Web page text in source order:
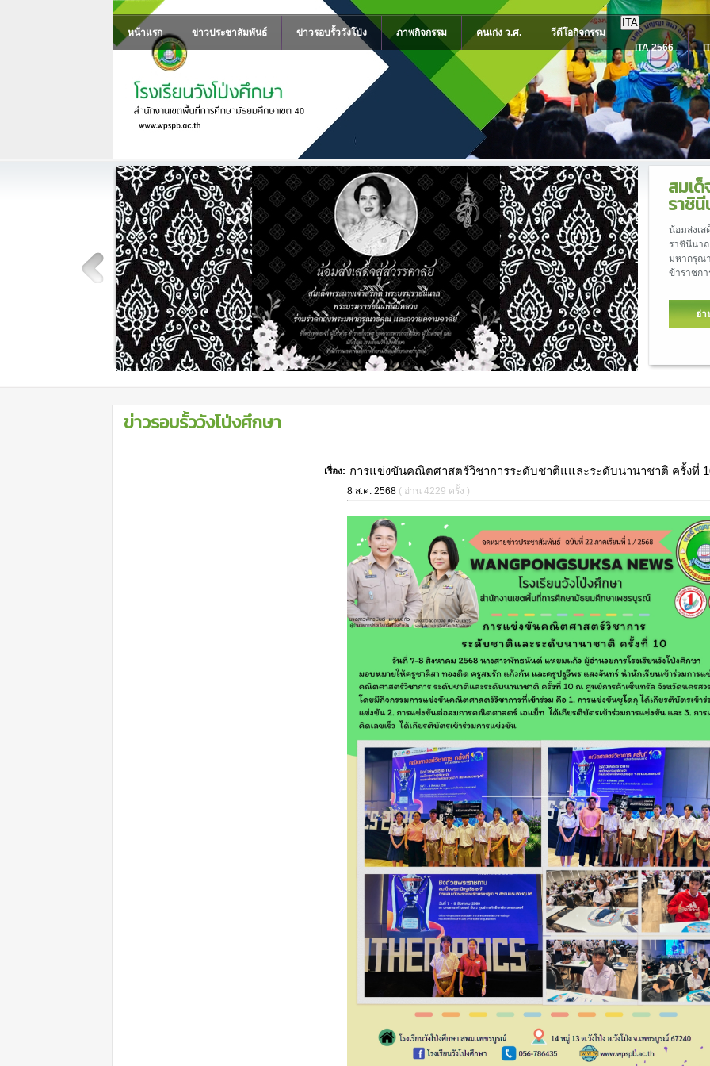
หน้าแรก ข่าวประชาสัมพันธ์ ข่าวรอบรั้ววังโป่ง ภาพกิจกรรม คนเก่ง ว.ศ. วีดีโอกิจกรรม
ITA
ITA 2566
าสิริกิติ์ พระบรม
มราชชนนีพันปีหลวง
เด็จพระนางเจ้าสิริกิติ์ พระบรม
ามอาลัย ข้าพระพุทธเจ้า ผู้บริหาร
ข่าวรอบรั้ววังโป่งศึกษา
เรื่อง: การแข่งขันคณิตศาสตร์วิชาการระดับชาติแและระดับนานาชาติ ครั้งที่
8 ส.ค. 2568 ( อ่าน 4229 ครั้ง )